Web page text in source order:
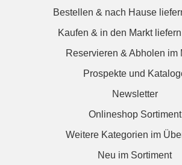
Bestellen & nach Hause
Kaufen & in den Markt
Reservieren & Abholen im
Prospekte und
Newsletter
Onlineshop Sortiment
Weitere Kategorien im
Neu im Sortiment